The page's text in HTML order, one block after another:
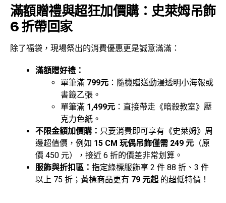
滿額贈禮與超狂加價購：史萊姆吊飾
6 折帶回家
除了福袋，現場祭出的消費優惠更是誠意滿滿：
滿額贈好禮：
單筆滿 799元 ：隨機贈送動漫透明小海報或
書籤乙張。
單筆滿 1,499元 ：直接帶走《暗殺教室》壓
克力色紙。
不限金額加價購： 只要消費即可享有《史萊姆》周
邊超值價，例如 15 CM 玩偶吊飾僅需 249 元 （原
價 450 元），接近 6 折的價差非常划算。
服飾與折扣區： 指定綠標服飾享 2 件 88 折、3 件
以上 75 折；黃標商品更有 79 元起 的超低特價！